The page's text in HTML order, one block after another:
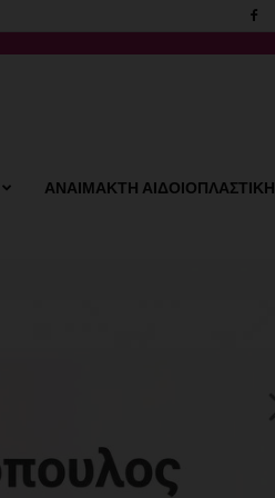
ΑΝΑΙΜΑΚΤΗ ΑΙΔΟΙΟΠΛΑΣΤΙΚΗ